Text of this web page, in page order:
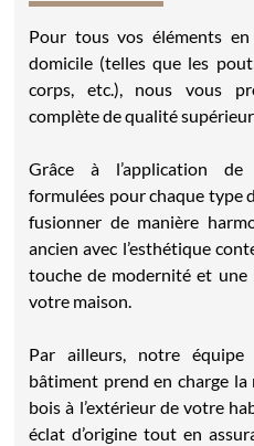
Pour tous vos éléments
domicile (telles que les
corps, etc.), nous vous
complète de qualité
Grâce à l’application de
formulées pour chaque type
fusionner de manière
ancien avec l’esthétique
touche de modernité et une
votre maison.
Par ailleurs, notre
bâtiment prend en charge
bois à l’extérieur de votre
éclat d’origine tout en